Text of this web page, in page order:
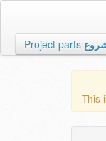
Project parts
This